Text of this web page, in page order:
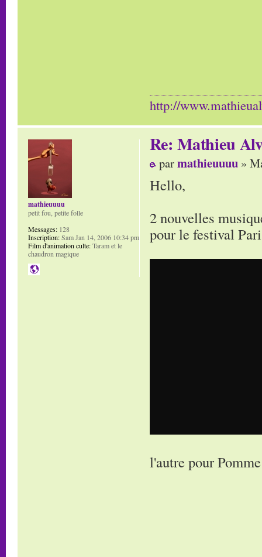
http://
Re: Mathieu
parmathieuuuu »
Hello,
2 nouvelles
pour le festival
l'autre pour
mathieuuuu
petit fou, petite folle
Messages: 128
Inscription:Sam Jan 14, 2006 10:34 pm
Film d'animation culte:Taram et le
chaudron magique